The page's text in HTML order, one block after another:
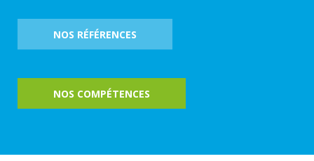
NOS RÉFÉRENCES
NOS COMPÉTENCES